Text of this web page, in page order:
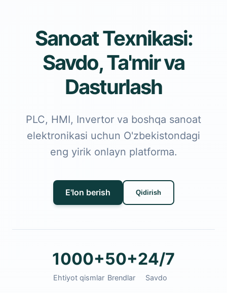
Sanoat Texnikasi:
Savdo, Ta'mir va
Dasturlash
PLC, HMI, Invertor va boshqa sanoat
elektronikasi uchun O'zbekistondagi
eng yirik onlayn platforma.
E'lon berish Qidirish
1000+
Ehtiyot qismlar
50+
Brendlar
24/7
Savdo